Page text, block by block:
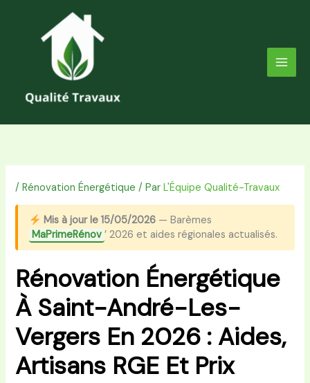
/Rénovation Énergétique / ParL'Équipe Qualité-Travaux
Mis à jour le 15/05/2026 — Barèmes
MaPrimeRénov ’ 2026 et aides régionales actualisés.
Rénovation Énergétique
À Saint-André-Les-
Vergers En 2026 : Aides,
Artisans RGE Et Prix